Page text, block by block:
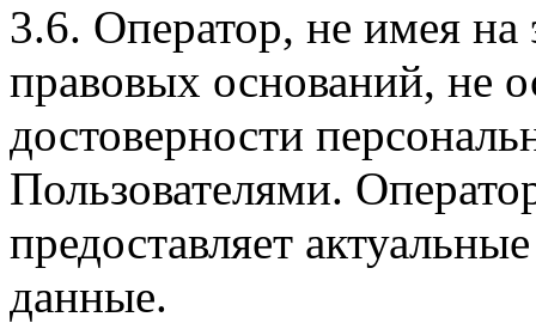
3.6. Оператор, не имея
правовых оснований, не
достоверности
Пользователями.
предоставляет
данные.